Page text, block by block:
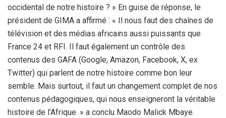
occidental de notre histoire ? » En guise de réponse, le
président de GIMA a affirmé : « Il nous faut des chaînes de
télévision et des médias africains aussi puissants que
France 24 et RFI. Il faut également un contrôle des
contenus des GAFA (Google, Amazon, Facebook, X, ex
Twitter) qui parlent de notre histoire comme bon leur
semble. Mais surtout, il faut un changement complet de nos
contenus pédagogiques, qui nous enseigneront la véritable
histoire de l’Afrique. » a conclu Maodo Malick Mbaye.